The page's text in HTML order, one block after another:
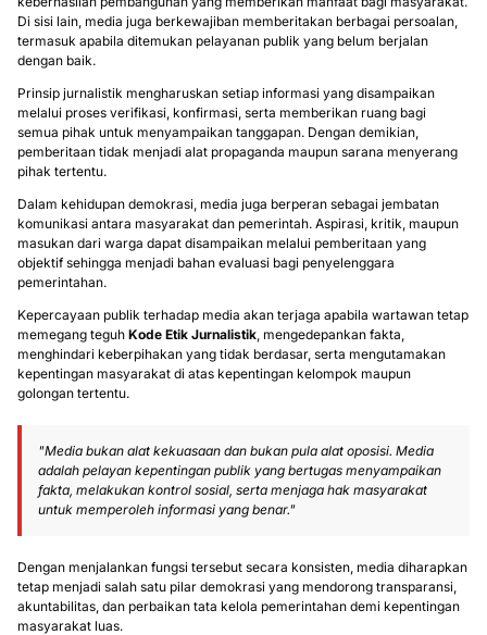
Di sisi lain, media juga berkewajiban memberitakan berbagai persoalan,
termasuk apabila ditemukan pelayanan publik yang belum berjalan
dengan baik.
Prinsip jurnalistik mengharuskan setiap informasi yang disampaikan
melalui proses verifikasi, konfirmasi, serta memberikan ruang bagi
semua pihak untuk menyampaikan tanggapan. Dengan demikian,
pemberitaan tidak menjadi alat propaganda maupun sarana menyerang
pihak tertentu.
Dalam kehidupan demokrasi, media juga berperan sebagai jembatan
komunikasi antara masyarakat dan pemerintah. Aspirasi, kritik, maupun
masukan dari warga dapat disampaikan melalui pemberitaan yang
objektif sehingga menjadi bahan evaluasi bagi penyelenggara
pemerintahan.
Kepercayaan publik terhadap media akan terjaga apabila wartawan tetap
memegang teguh Kode Etik Jurnalistik , mengedepankan fakta,
menghindari keberpihakan yang tidak berdasar, serta mengutamakan
kepentingan masyarakat di atas kepentingan kelompok maupun
golongan tertentu.
"Media bukan alat kekuasaan dan bukan pula alat oposisi. Media
adalah pelayan kepentingan publik yang bertugas menyampaikan
fakta, melakukan kontrol sosial, serta menjaga hak masyarakat
untuk memperoleh informasi yang benar."
Dengan menjalankan fungsi tersebut secara konsisten, media diharapkan
tetap menjadi salah satu pilar demokrasi yang mendorong transparansi,
akuntabilitas, dan perbaikan tata kelola pemerintahan demi kepentingan
masyarakat luas.